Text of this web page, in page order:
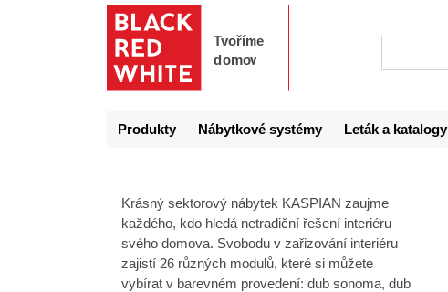
Produkty Nábytkové systémy Leták a katalogy
Krásný sektorový nábytek KASPIAN zaujme
každého, kdo hledá netradiční řešení interiéru
svého domova. Svobodu v zařizování interiéru
zajistí 26 různých modulů, které si můžete
vybírat v barevném provedení: dub sonoma, dub